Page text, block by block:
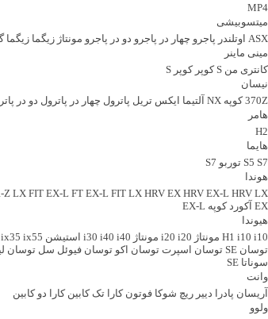
MP4
میتسوبیشی
ASX اوتلندر پاجرو چهار در پاجرو دو در پاجرو مونتاژ زیگما زیگما
مینی ماینر
کانتری من S
کوپر کوپر S
نیسان
370Z کوپه NX آلتیما ایکس تریل پاترول چهار در پاترول دو در
هامر
H2
هایما
S5 S7
توربو S7
هوندا
Z LX FIT EX-L FT EX-L FIT LX HRV EX HRV EX-L HRV LX
EX آکورد کوپه EX-L
هیوندا
H1 i10 i10 مونتاژ i20 i20 مونتاژ i30 i40 i40 استیشن ix35 ix55
توسان SE
توسان اسپرت توسان اکو توسان فیوئل سل توسان
سوناتا SE
وانت
آریسان پادرا دییر ریچ شوکا فوتون کارا تک کابین کارا دو کابین
ولوو